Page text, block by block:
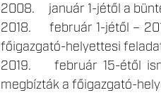
2008. január 1-jétől a
2018. február 1-jétől –
főigazgató-helyettesi
2019. február 15-étől
megbízták a főigazgató-